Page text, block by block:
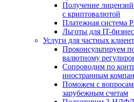
Получение
с криптовалютой
Платежная система
Льготы для IT-
Услуги для частных
Проконсультируем
валютному
Сопроводим по
иностранным
Поможем с
зарубежным счетам